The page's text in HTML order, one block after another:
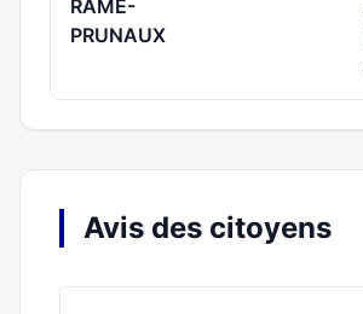
RAMÉ-
PRUNAUX
Avis des citoyens